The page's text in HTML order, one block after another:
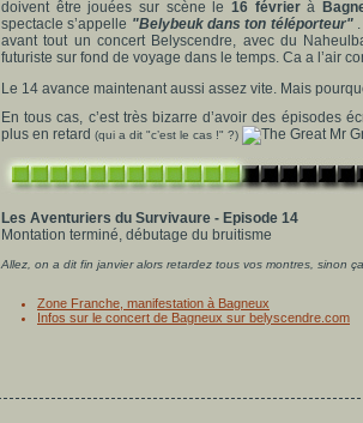
doivent être jouées sur scène le 16 févrierà
spectacle s’appelle "Belybeuk dans ton téléporteur"
avant tout un concert Belyscendre, avec du
futuriste sur fond de voyage dans le temps. Ca a l’air
Le 14 avance maintenant aussi assez vite. Mais
En tous cas, c’est très bizarre d’avoir des épisodes
plus en retard (qui a dit "c’est le cas !" ?)
Les Aventuriers du Survivaure - Episode 14
Montation terminé, débutage du bruitisme
Allez, on a dit fin janvier alors retardez tous vos montres, sinon
Zone Franche, manifestation à Bagneux
Infos sur le concert de Bagneux sur belyscendre.com